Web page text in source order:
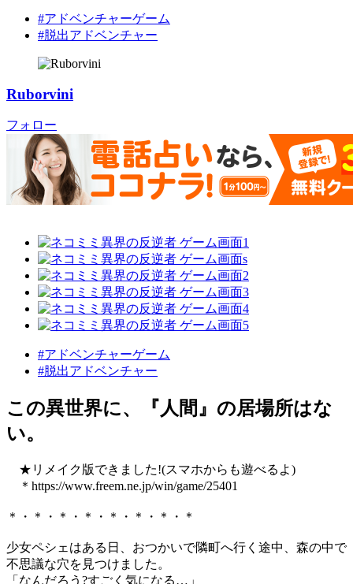
#アドベンチャーゲーム
#脱出アドベンチャー
Ruborvini
フォロー
#アドベンチャーゲーム
#脱出アドベンチャー
この異世界に、『人間』の居場所はな
い。
★リメイク版できました!(スマホからも遊べるよ)
＊https://www.freem.ne.jp/win/game/25401
＊・＊・＊・＊・＊・＊・＊・＊
少女ペシェはある日、おつかいで隣町へ行く途中、森の中で
不思議な穴を見つけました。
「なんだろう?すごく気になる…」